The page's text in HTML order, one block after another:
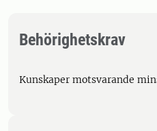
Behörighetskrav
Kunskaper motsvarande